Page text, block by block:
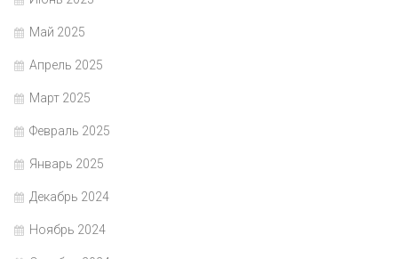
Май 2025
Апрель 2025
Март 2025
Февраль 2025
Январь 2025
Декабрь 2024
Ноябрь 2024